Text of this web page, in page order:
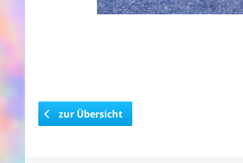
zur Übersicht